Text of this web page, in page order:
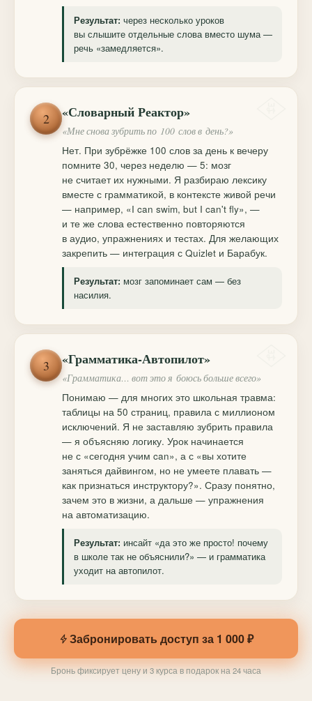
Результат: через несколько уроков
вы слышите отдельные слова вместо шума —
речь «замедляется».
2 «Словарный Реактор»
«Мне снова зубрить по 100 слов в день?»
Нет. При зубрёжке 100 слов за день к вечеру
помните 30, через неделю — 5: мозг
не считает их нужными. Я разбираю лексику
вместе с грамматикой, в контексте живой речи
— например, «I can swim, but I can't fly», —
и те же слова естественно повторяются
в аудио, упражнениях и тестах. Для желающих
закрепить — интеграция с Quizlet и Барабук.
Результат: мозг запоминает сам — без
насилия.
3 «Грамматика-Автопилот»
«Грамматика… вот это я боюсь больше всего»
Понимаю — для многих это школьная травма:
таблицы на 50 страниц, правила с миллионом
исключений. Я не заставляю зубрить правила
— я объясняю логику. Урок начинается
не с «сегодня учим can», а с «вы хотите
заняться дайвингом, но не умеете плавать —
как признаться инструктору?». Сразу понятно,
зачем это в жизни, а дальше — упражнения
на автоматизацию.
Результат: инсайт «да это же просто! почему
в школе так не объяснили?» — и грамматика
уходит на автопилот.
Забронировать доступ за 1 000 ₽
Бронь фиксирует цену и 3 курса в подарок на 24 часа